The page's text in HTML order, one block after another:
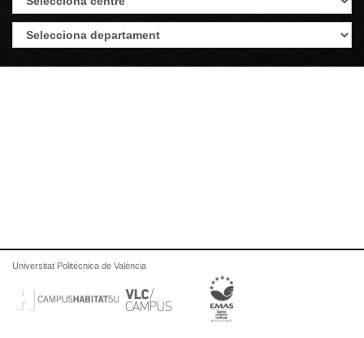
Universitat Politècnica de València